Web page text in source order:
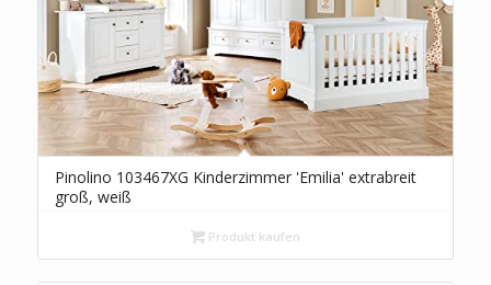
Pinolino 103467XG Kinderzimmer 'Emilia' extrabreit
groß, weiß
Produkt kaufen